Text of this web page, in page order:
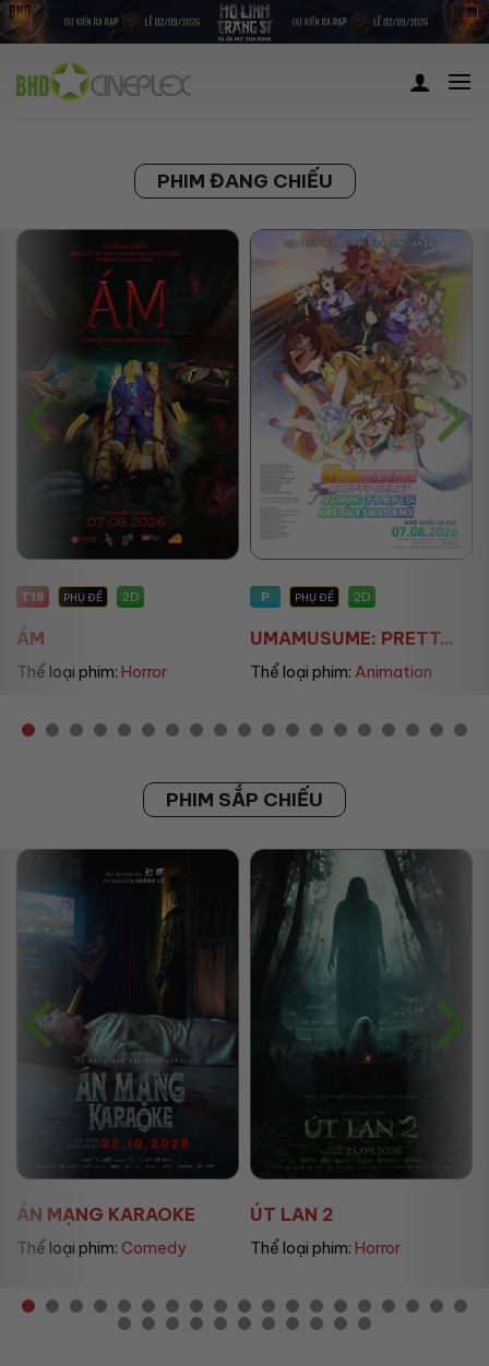
Skip
to
content
PHIM ĐANG CHIẾU
P PHỤ ĐỀ 2D
UMAMUSUME: PRETT...
Thể loại phim:Animation
PHỤ ĐỀ/LỒNG TIẾNG
THE LAND OF SOME...
Thể loại phim:Animation
PHIM SẮP CHIẾU
ÚT LAN 2
Thể loại phim:Horror
MẸ MÌN
Thể loại phim:Drama